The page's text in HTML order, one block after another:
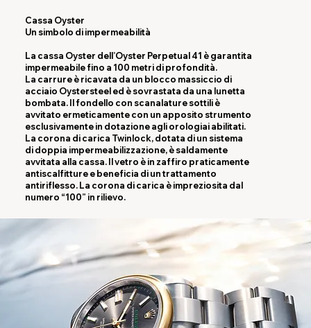
Cassa Oyster
Un simbolo di impermeabilità
La cassa Oyster dell’Oyster Perpetual 41 è garantita
impermeabile fino a 100 metri di profondità.
La carrure è ricavata da un blocco massiccio di
acciaio Oystersteel ed è sovrastata da una lunetta
bombata. Il fondello con scanalature sottili è
avvitato ermeticamente con un apposito strumento
esclusivamente in dotazione agli orologiai abilitati.
La corona di carica Twinlock, dotata di un sistema
di doppia impermeabilizzazione, è saldamente
avvitata alla cassa. Il vetro è in zaffiro praticamente
antiscalfitture e beneficia di un trattamento
antiriflesso. La corona di carica è impreziosita dal
numero “100” in rilievo.